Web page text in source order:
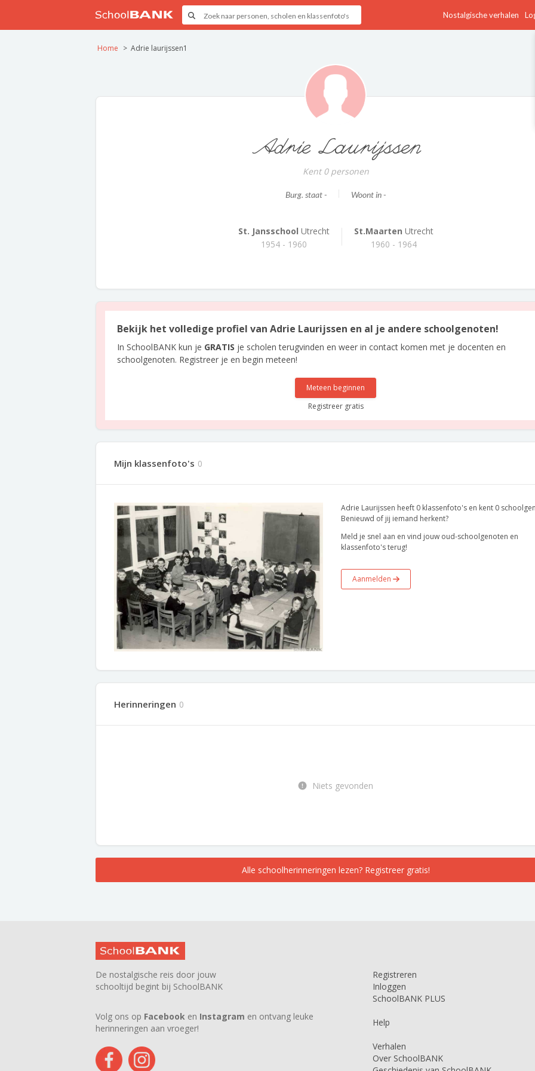
Nostalgische verhalen
Home Adrie laurijssen1
Adrie Laurijssen
Kent 0 personen
Burg. staat - Woont in -
St. Jansschool Utrecht
1954 - 1960
St.Maarten Utrecht
1960 - 1964
Bekijk het volledige profiel van Adrie Laurijssen en al je andere schoolgenoten!
In SchoolBANK kun je GRATIS je scholen terugvinden en weer in contact komen met je docenten en
schoolgenoten. Registreer je en begin meteen!
Meteen beginnen
Registreer gratis
Mijn klassenfoto's 0
Adrie Laurijssen heeft 0 klassenfoto's en kent 0
Benieuwd of jij iemand herkent?
Meld je snel aan en vind jouw oud-schoolgenoten en
klassenfoto's terug!
Aanmelden
Herinneringen 0
Niets gevonden
Alle schoolherinneringen lezen? Registreer gratis!
De nostalgische reis door jouw
schooltijd begint bij SchoolBANK
Volg ons op Facebook en Instagram en ontvang leuke
herinneringen aan vroeger!
Registreren
Inloggen
SchoolBANK PLUS
Help
Verhalen
Over SchoolBANK